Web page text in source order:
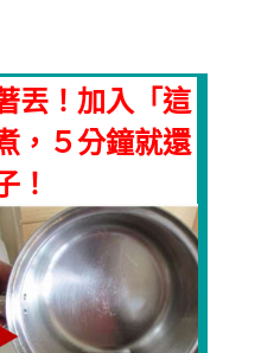
丟！加入「這
，５分鐘就還
！